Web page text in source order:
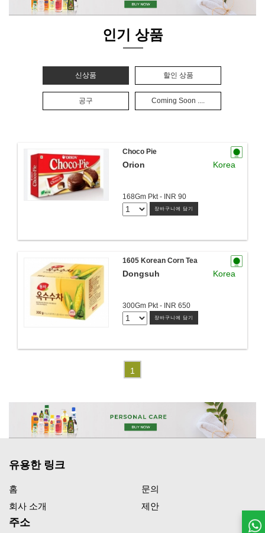
인기 상품
신상품 할인 상품
공구 Coming Soon ....
Choco Pie
Orion Korea
168Gm Pkt - INR 90
장바구니에 담기
1605 Korean Corn Tea
Dongsuh Korea
300Gm Pkt - INR 650
장바구니에 담기
1
유용한 링크
홈
회사 소개
문의
제안
주소